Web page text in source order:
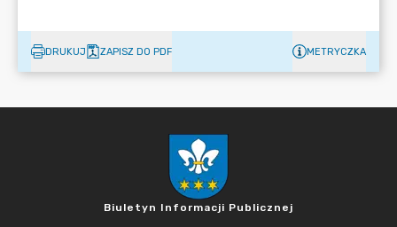
DRUKUJ ZAPISZ DO PDF METRYCZKA
Biuletyn Informacji Publicznej